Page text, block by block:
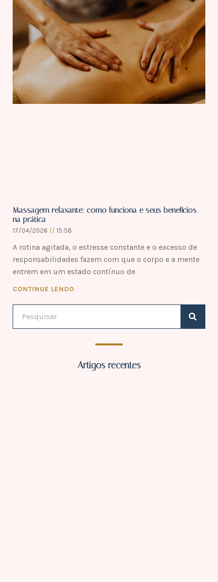
Massagem relaxante: como funciona e seus benefícios
na prática
17/04/2026 15:58
A rotina agitada, o estresse constante e o excesso de
responsabilidades fazem com que o corpo e a mente
entrem em um estado contínuo de
CONTINUE LENDO
Artigos recentes